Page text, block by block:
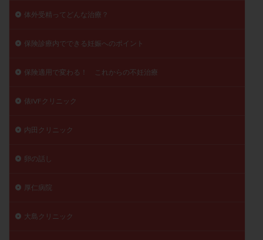
体外受精ってどんな治療？
保険診療内でできる妊娠へのポイント
保険適用で変わる！ これからの不妊治療
俵IVFクリニック
内田クリニック
卵の話し
厚仁病院
大島クリニック